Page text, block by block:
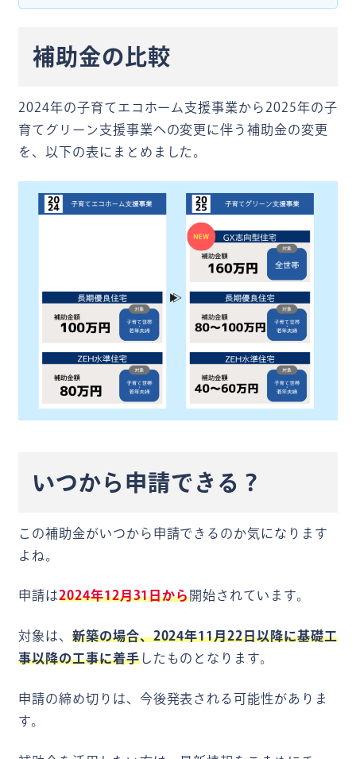
補助金の比較
2024年の子育てエコホーム支援事業から2025年の子
育てグリーン支援事業への変更に伴う補助金の変更
を、以下の表にまとめました。
いつから申請できる？
この補助金がいつから申請できるのか気になります
よね。
申請は2024年12月31日から開始されています。
対象は、 新築の場合、2024年11月22日以降に基礎工
事以降の工事に着手したものとなります。
申請の締め切りは、今後発表される可能性がありま
す。